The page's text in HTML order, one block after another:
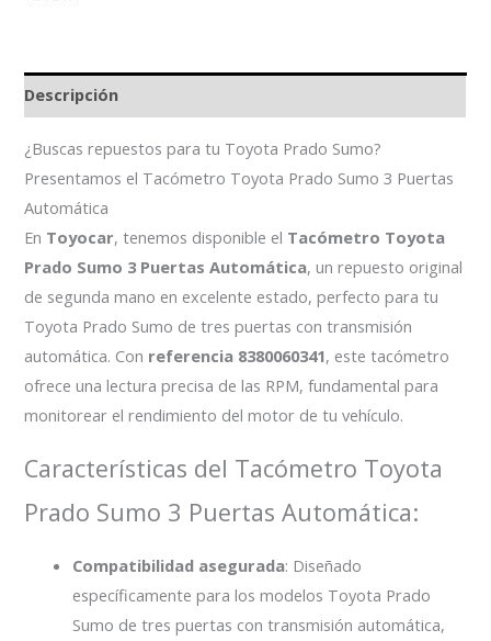
Descripción
¿Buscas repuestos para tu Toyota Prado Sumo?
Presentamos el Tacómetro Toyota Prado Sumo 3 Puertas
Automática
En Toyocar, tenemos disponible el Tacómetro Toyota
Prado Sumo 3 Puertas Automática, un repuesto original
de segunda mano en excelente estado, perfecto para tu
Toyota Prado Sumo de tres puertas con transmisión
automática. Con referencia 8380060341, este tacómetro
ofrece una lectura precisa de las RPM, fundamental para
monitorear el rendimiento del motor de tu vehículo.
Características del Tacómetro Toyota
Prado Sumo 3 Puertas Automática:
Compatibilidad asegurada: Diseñado
específicamente para los modelos Toyota Prado
Sumo de tres puertas con transmisión automática,